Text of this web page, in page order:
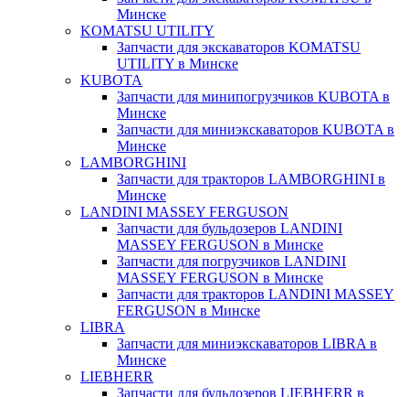
Минске
KOMATSU UTILITY
Запчасти для экскаваторов KOMATSU
UTILITY в Минске
KUBOTA
Запчасти для минипогрузчиков KUBOTA в
Минске
Запчасти для миниэкскаваторов KUBOTA в
Минске
LAMBORGHINI
Запчасти для тракторов LAMBORGHINI в
Минске
LANDINI MASSEY FERGUSON
Запчасти для бульдозеров LANDINI
MASSEY FERGUSON в Минске
Запчасти для погрузчиков LANDINI
MASSEY FERGUSON в Минске
Запчасти для тракторов LANDINI MASSEY
FERGUSON в Минске
LIBRA
Запчасти для миниэкскаваторов LIBRA в
Минске
LIEBHERR
Запчасти для бульдозеров LIEBHERR в